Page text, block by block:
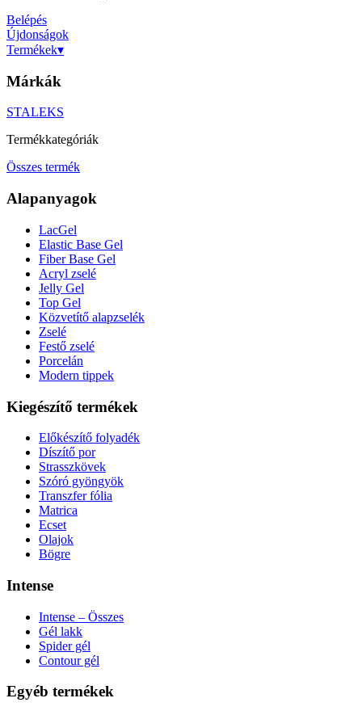
Belépés
Újdonságok
Termékek▾
Márkák
STALEKS
Termékkategóriák
Összes termék
Alapanyagok
LacGel
Elastic Base Gel
Fiber Base Gel
Acryl zselé
Jelly Gel
Top Gel
Közvetítő alapzselék
Zselé
Festő zselé
Porcelán
Modern tippek
Kiegészítő termékek
Előkészítő folyadék
Díszítő por
Strasszkövek
Szóró gyöngyök
Transzfer fólia
Matrica
Ecset
Olajok
Bögre
Intense
Intense – Összes
Gél lakk
Spider gél
Contour gél
Egyéb termékek